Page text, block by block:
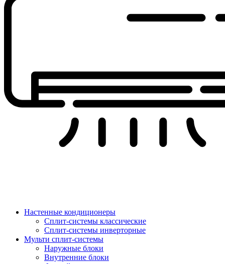
Настенные кондиционеры
Сплит-системы классические
Сплит-системы инверторные
Мульти сплит-системы
Наружные блоки
Внутренние блоки